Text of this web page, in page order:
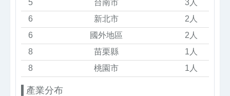
5
台南市
3人
6
新北市
2人
6
國外地區
2人
8
苗栗縣
1人
8
桃園市 1人
產業分布